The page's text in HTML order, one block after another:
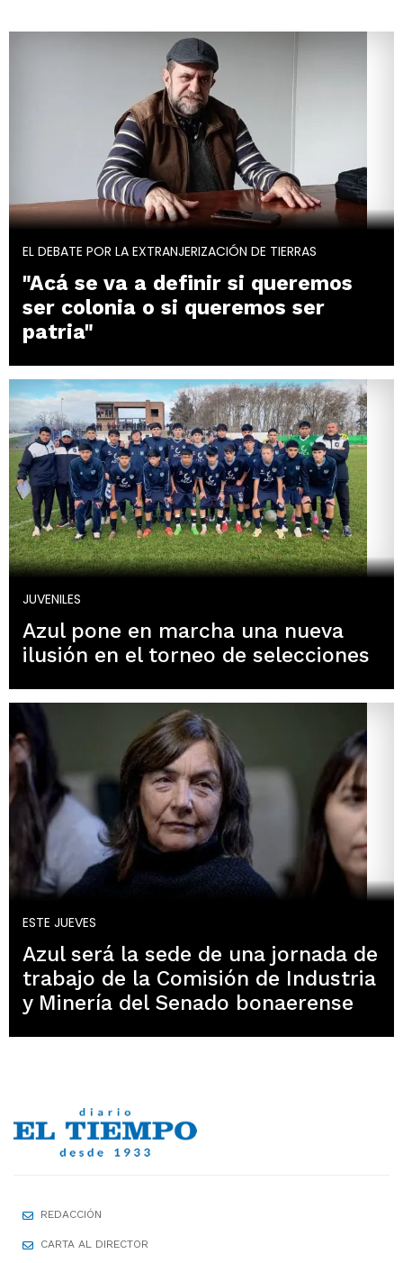
EL DEBATE POR LA EXTRANJERIZACIÓN DE TIERRAS
"Acá se va a definir si queremos
ser colonia o si queremos ser
patria"
JUVENILES
Azul pone en marcha una nueva
ilusión en el torneo de selecciones
ESTE JUEVES
Azul será la sede de una jornada de
trabajo de la Comisión de Industria
y Minería del Senado bonaerense
REDACCIÓN
CARTA AL DIRECTOR